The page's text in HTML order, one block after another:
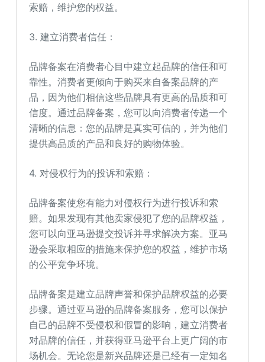
索赔，维护您的权益。
3. 建立消费者信任：
品牌备案在消费者心目中建立起品牌的信任和可
靠性。消费者更倾向于购买来自备案品牌的产
品，因为他们相信这些品牌具有更高的品质和可
信度。通过品牌备案，您可以向消费者传递一个
清晰的信息：您的品牌是真实可信的，并为他们
提供高品质的产品和良好的购物体验。
4. 对侵权行为的投诉和索赔：
品牌备案使您有能力对侵权行为进行投诉和索
赔。如果发现有其他卖家侵犯了您的品牌权益，
您可以向亚马逊提交投诉并寻求解决方案。亚马
逊会采取相应的措施来保护您的权益，维护市场
的公平竞争环境。
品牌备案是建立品牌声誉和保护品牌权益的必要
步骤。通过亚马逊的品牌备案服务，您可以保护
自己的品牌不受侵权和假冒的影响，建立消费者
对品牌的信任，并获得亚马逊平台上更广阔的市
场机会。无论您是新兴品牌还是已经有一定知名